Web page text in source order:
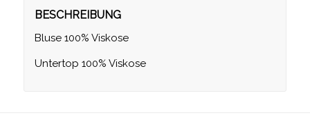
BESCHREIBUNG
Bluse 100% Viskose
Untertop 100% Viskose